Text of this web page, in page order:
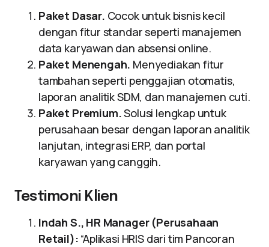
Paket Dasar. Cocok untuk bisnis kecil
dengan fitur standar seperti manajemen
data karyawan dan absensi online.
Paket Menengah. Menyediakan fitur
tambahan seperti penggajian otomatis,
laporan analitik SDM, dan manajemen cuti.
Paket Premium.Solusi lengkap untuk
perusahaan besar dengan laporan analitik
lanjutan, integrasi ERP, dan portal
karyawan yang canggih.
Testimoni Klien
Indah S., HR Manager (Perusahaan
Retail): “Aplikasi HRIS dari tim Pancoran